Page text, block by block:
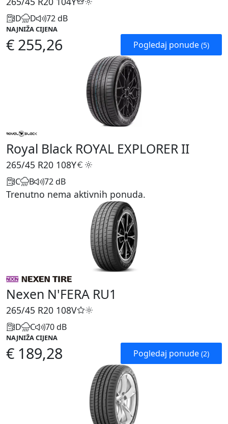
D D 72 dB
NAJNIŽA CIJENA
€ 255,26 Pogledaj ponude (5)
Royal Black ROYAL EXPLORER II
265/45 R20 108Y
C B 72 dB
Trenutno nema aktivnih ponuda.
Nexen N'FERA RU1
265/45 R20 108V
D C 70 dB
NAJNIŽA CIJENA
€ 189,28 Pogledaj ponude (2)